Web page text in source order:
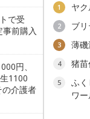
で受
前購入
円、
1100
介護者
1 ヤ
2 ブ
3 薄
4 猪
5
ふ
ワ